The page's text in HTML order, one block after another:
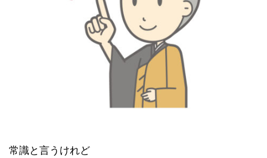
常識と言うけれど